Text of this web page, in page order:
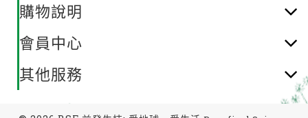
購物說明
會員中心
其他服務